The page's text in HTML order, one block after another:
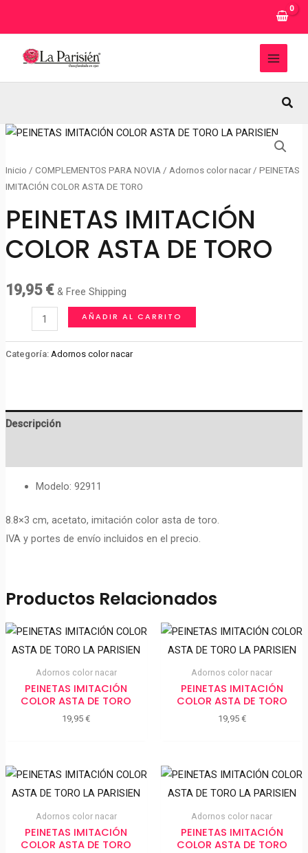
MAIN
Inicio / COMPLEMENTOS PARA NOVIA/ Adornos color nacar/ PEINETAS
IMITACIÓN COLOR ASTA DE TORO
PEINETAS IMITACIÓN
COLOR ASTA DE TORO
19,95 € & Free Shipping
PEINETAS
IMITACIÓN
COLOR
TORO
cantidad
AÑADIR AL CARRITO
Categoría: Adornos color nacar
Descripción
Modelo: 92911
8.8×3 cm, acetato, imitación color asta de toro.
IVA y portes de envío incluidos en el precio.
Productos Relacionados
Adornos color nacar
PEINETAS IMITACIÓN
COLOR ASTA DE TORO
19,95€
Adornos color nacar
PEINETAS IMITACIÓN
COLOR ASTA DE TORO
19,95 €
Adornos color nacar
PEINETAS IMITACIÓN
COLOR ASTA DE TORO
Adornos color nacar
PEINETAS IMITACIÓN
COLOR ASTA DE TORO